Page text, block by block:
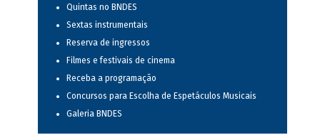
Quintas no BNDES
Sextas instrumentais
Reserva de ingressos
Filmes e festivais de cinema
Receba a programação
Concursos para Escolha de Espetáculos Musicais
Galeria BNDES